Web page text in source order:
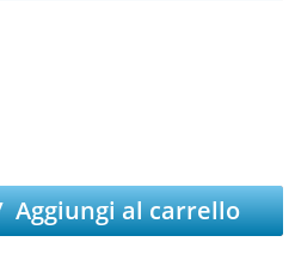
Aggiungi al carrello